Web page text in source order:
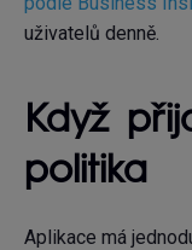
uživatelů denně.
Když
politika
Aplikace má